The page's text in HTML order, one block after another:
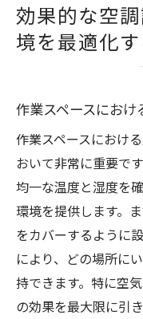
効果的な空
境を最適化
作業スペースにお
作業スペースにおけ
おいて非常に重要で
均一な温度と湿度を
環境を提供します。
をカバーするように
により、どの場所に
持できます。特に空
の効果を最大限に引